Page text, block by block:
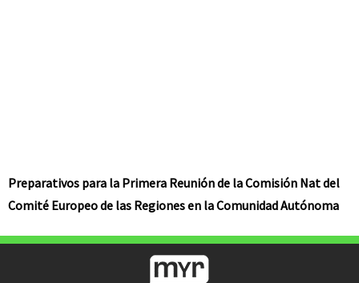
Preparativos para la Primera Reunión de la Comisión Nat del
Comité Europeo de las Regiones en la Comunidad Autónoma